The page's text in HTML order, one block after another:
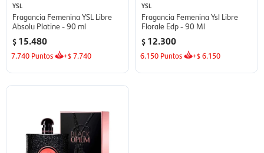
YSL
Fragancia Femenina YSL Libre
Absolu Platine - 90 ml
$ 15.480
7.740 Puntos +$7.740
YSL
Fragancia Femenina Ysl Libre
Florale Edp - 90 Ml
$ 12.300
6.150 Puntos +$6.150